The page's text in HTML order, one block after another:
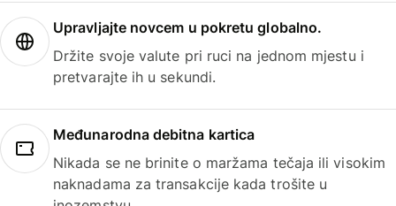
Upravljajte novcem u pokretu globalno.
Držite svoje valute pri ruci na jednom mjestu i
pretvarajte ih u sekundi.
Međunarodna debitna kartica
Nikada se ne brinite o maržama tečaja ili visokim
naknadama za transakcije kada trošite u